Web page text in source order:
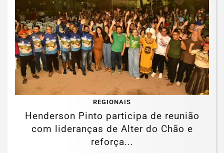
REGIONAIS
Henderson Pinto participa de reunião
com lideranças de Alter do Chão e
reforça...